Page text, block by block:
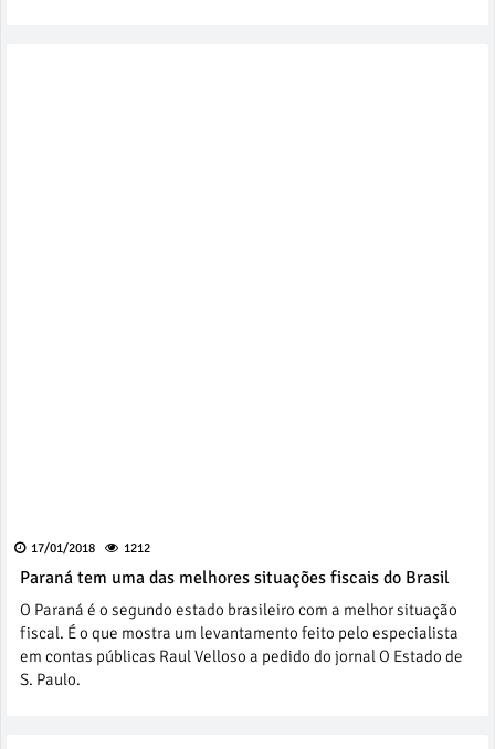
17/01/2018 1212
Paraná tem uma das melhores situações fiscais do Brasil
O Paraná é o segundo estado brasileiro com a melhor situação
fiscal. É o que mostra um levantamento feito pelo especialista
em contas públicas Raul Velloso a pedido do jornal O Estado de
S. Paulo.